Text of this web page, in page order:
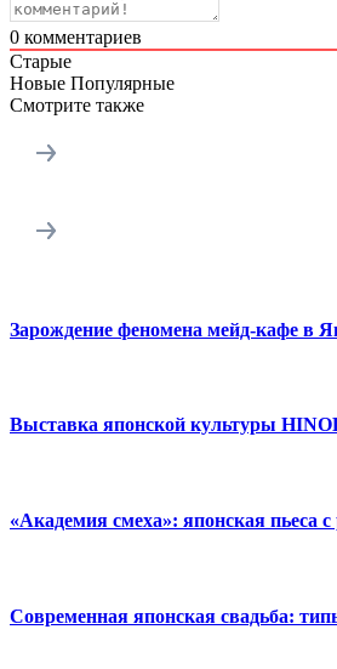
0 комментариев
Старые
Новые Популярные
Смотрите также
Зарождение феномена мейд-кафе в
Выставка японской культуры
«Академия смеха»: японская пьеса
Современная японская свадьба: